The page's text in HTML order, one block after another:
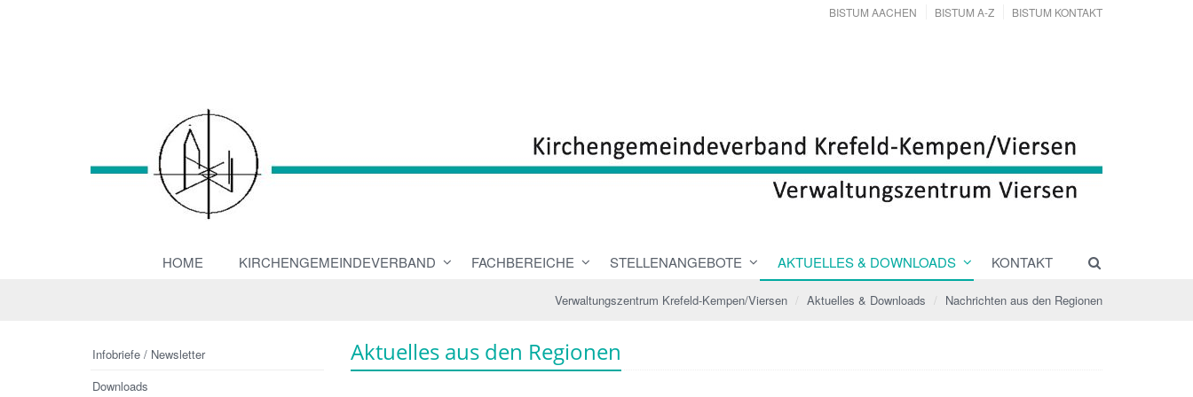
BISTUM AACHEN BISTUM A-Z BISTUM KONTAKT
HOME KIRCHENGEMEINDEVERBAND FACHBEREICHE STELLENANGEBOTE AKTUELLES & DOWNLOADS KONTAKT
Verwaltungszentrum Krefeld-Kempen/Viersen Aktuelles & Downloads Nachrichten aus den Regionen
Aktuelles aus den Regionen
Infobriefe / Newsletter
Downloads